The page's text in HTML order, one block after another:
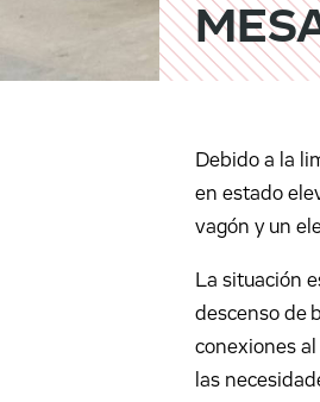
Debido a la
en estado
vagón y un
La situación
descenso de
conexiones
las